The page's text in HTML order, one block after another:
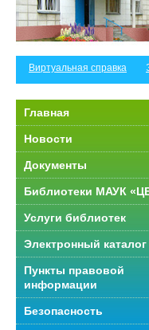
Виртуальная справка
Главная
Новости
Документы
Библиотеки МАУК
Услуги библиотек
Электронный каталог
Пункты правовой
информации
Безопасность